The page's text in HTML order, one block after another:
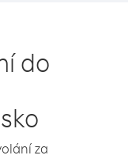
do
za